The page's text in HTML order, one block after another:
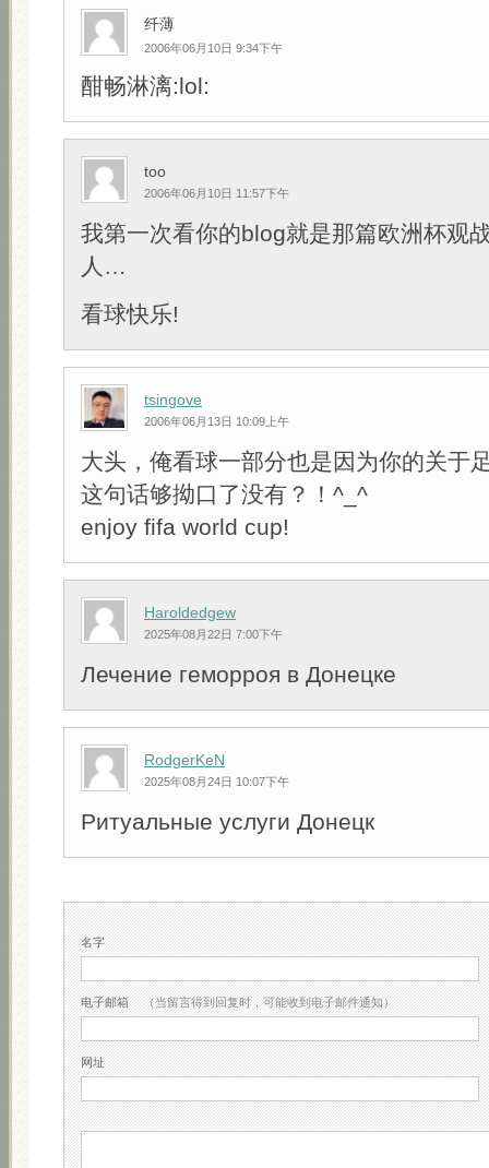
纤薄
2006年06月10日 9:34下午
酣畅淋漓:lol:
too
2006年06月10日 11:57下午
我第一次看你的blog就是那篇欧洲杯观
人…
看球快乐!
tsingove
2006年06月13日 10:09上午
大头，俺看球一部分也是因为你的关于
这句话够拗口了没有？！^_^
enjoy fifa world cup!
Haroldedgew
2025年08月22日 7:00下午
Лечение геморроя в Донецке
RodgerKeN
2025年08月24日 10:07下午
Ритуальные услуги Донецк
名字
电子邮箱 （当留言得到回复时，可能收到电子邮件通知）
网址